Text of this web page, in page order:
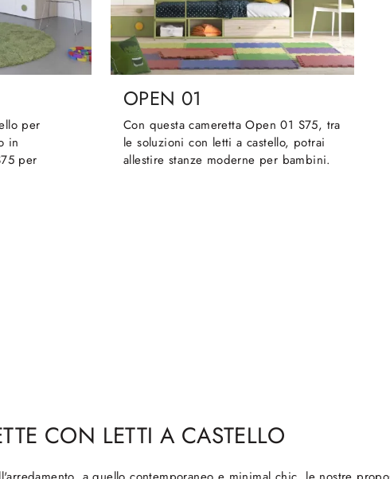
per
in
per
OPEN 01
Con questa cameretta Open 01 S75, tra
le soluzioni con letti a castello, potrai
allestire stanze moderne per bambini.
CON LETTI A CASTELLO